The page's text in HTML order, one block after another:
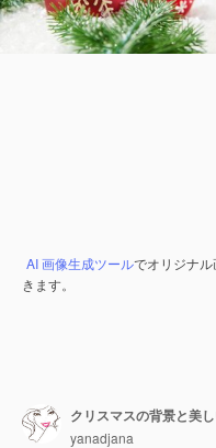
AI 画像生成ツールでオリジナル
きます。
クリスマスの背景と美
yanadjana